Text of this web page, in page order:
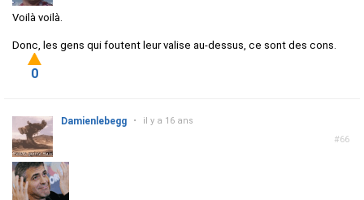
Voilà voilà.
Donc, les gens qui foutent leur valise au-dessus, ce sont des cons.
0
#66
Damienlebegg • il y a 16 ans